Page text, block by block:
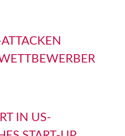
IN US-